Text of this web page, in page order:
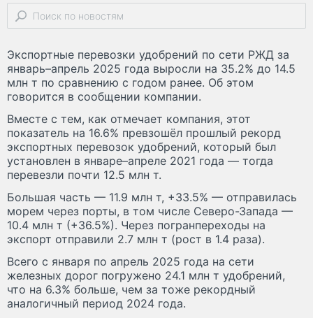
Экспортные перевозки удобрений по сети РЖД за
январь–апрель 2025 года выросли на 35.2% до 14.5
млн т по сравнению с годом ранее. Об этом
говорится в сообщении компании.
Вместе с тем, как отмечает компания, этот
показатель на 16.6% превзошёл прошлый рекорд
экспортных перевозок удобрений, который был
установлен в январе–апреле 2021 года — тогда
перевезли почти 12.5 млн т.
Большая часть — 11.9 млн т, +33.5% — отправилась
морем через порты, в том числе Северо-Запада —
10.4 млн т (+36.5%). Через погранпереходы на
экспорт отправили 2.7 млн т (рост в 1.4 раза).
Всего с января по апрель 2025 года на сети
железных дорог погружено 24.1 млн т удобрений,
что на 6.3% больше, чем за тоже рекордный
аналогичный период 2024 года.